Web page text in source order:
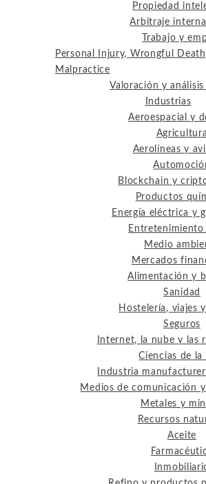
Propiedad
Arbitraje
Trabajo y
Personal Injury, Wrongful
Malpractice
Valoración y
Industrias
Aeroespacial y
Agricultura
Aerolíneas y
Blockchain y
Productos
Energía eléctrica y
Medio
Mercados
Alimentación y
Sanidad
Hostelería, viajes
Seguros
Internet, la nube y las
Ciencias de la
Industria
Medios de comunicación
Metales y
Recursos
Aceite